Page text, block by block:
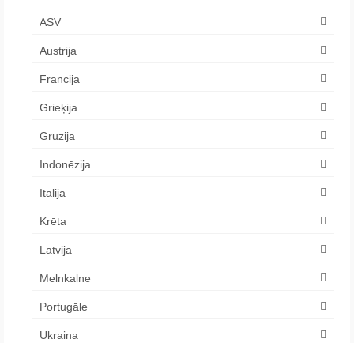
ASV
Austrija
Francija
Grieķija
Gruzija
Indonēzija
Itālija
Krēta
Latvija
Melnkalne
Portugāle
Ukraina